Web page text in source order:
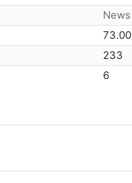
News
73.00
233
6